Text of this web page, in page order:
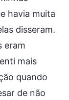
havia muita
disseram.
eram
mais
quando
de não